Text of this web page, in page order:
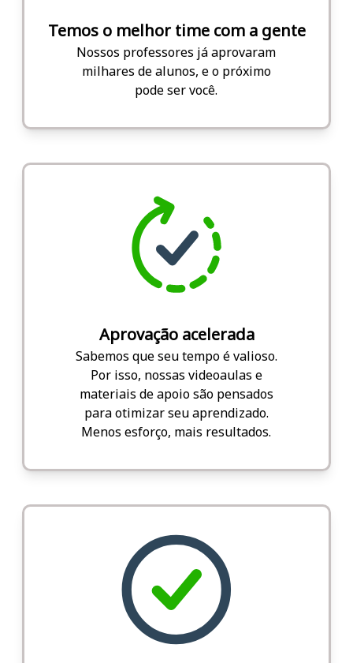
Temos o melhor time com a gente
Nossos professores já aprovaram
milhares de alunos, e o próximo
pode ser você.
Aprovação acelerada
Sabemos que seu tempo é valioso.
Por isso, nossas videoaulas e
materiais de apoio são pensados
para otimizar seu aprendizado.
Menos esforço, mais resultados.